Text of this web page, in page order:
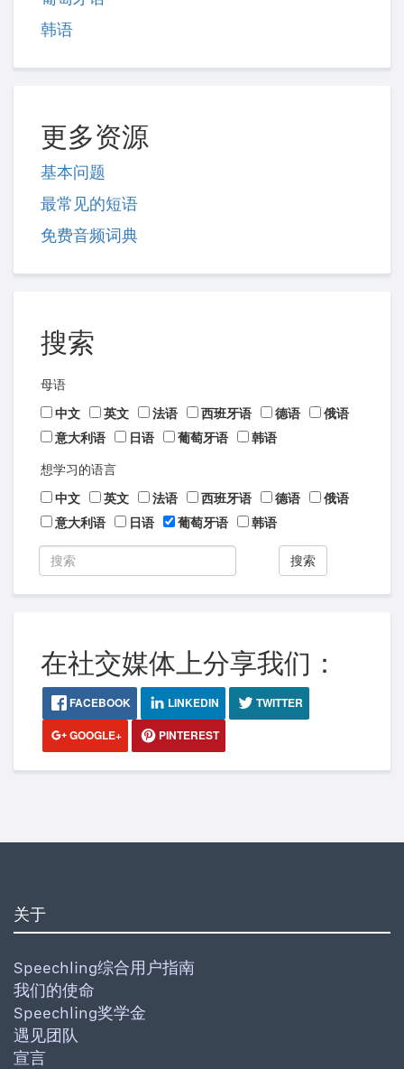
韩语
更多资源
基本问题
最常见的短语
免费音频词典
搜索
母语
中文
英文 法语 西班牙语 德语
俄语
意大利语
日语 葡萄牙语 韩语
想学习的语言
中文
英文 法语 西班牙语 德语
俄语
意大利语
日语 葡萄牙语 韩语
搜索
在社交媒体上分享我们：
FACEBOOK LINKEDIN
TWITTER
GOOGLE+
PINTEREST
关于
Speechling综合用户指南
我们的使命
Speechling奖学金
遇见团队
宣言